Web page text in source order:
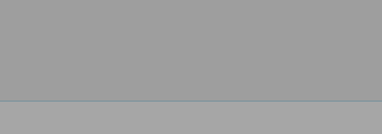
(warm)